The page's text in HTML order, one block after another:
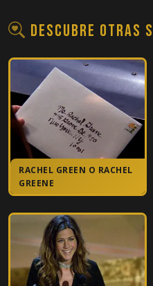
En el que todos lo
15 El de la chica que pega
16 El del policía
17 El del beso inadvertido
En el que Rachel fuma
En el que Ross no
Descubre otras
RACHEL GREEN O RACHEL
GREENE